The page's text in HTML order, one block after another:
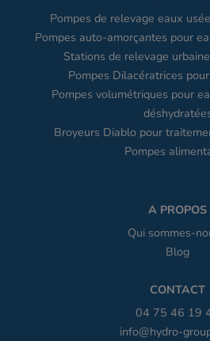
Pompes de relevage eaux
Pompes auto-amorçantes pour
Stations de relevage
Pompes Dilacératrices
Pompes volumétriques pour
Broyeurs Diablo pour
Pompes
A PROPOS
Qui sommes-
Blog
CONTACT
04 75 46 19
info@hydro-